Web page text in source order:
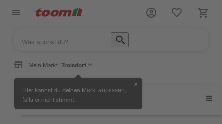
Mein Markt: Troisdorf
Hier kannst du deinen Markt anpassen
falls er nicht stimmt.
✕
Weiße Wandfarbe